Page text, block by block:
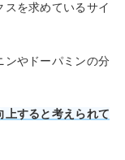
スを求めているサイ
ンやドーパミンの分
上すると考えられて